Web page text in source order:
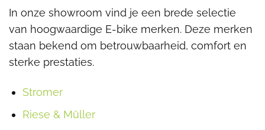
In onze showroom vind je een brede selectie
van hoogwaardige E-bike merken. Deze merken
staan bekend om betrouwbaarheid, comfort en
sterke prestaties.
Stromer
Riese & Müller